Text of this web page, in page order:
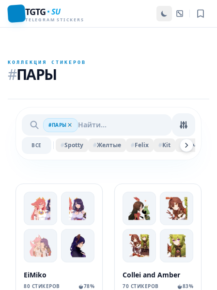
TGTG SU
TELEGRAM STICKERS
КОЛЛЕКЦИЯ СТИКЕРОВ
#ПАРЫ
#ПАРЫ
ВСЕ #Spotty #Желтые #Felix #Kit # Мяч
EiMiko
80 СТИКЕРОВ 78%
Collei and Amber
70 СТИКЕРОВ 83%